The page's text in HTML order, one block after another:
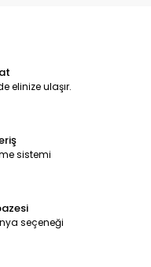
elinize ulaşır.
sistemi
seçeneği